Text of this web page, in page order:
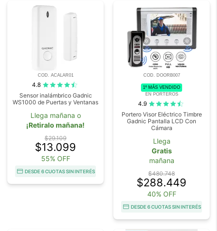
COD. ACALAR01
4.8
Sensor inalámbrico Gadnic
WS1000 de Puertas y Ventanas
Llega mañana o
¡Retiralo mañana!
$29.109
$13.099
55% OFF
DESDE 6 CUOTAS SIN INTERÉS
COD. DOORB007
1º MÁS VENDIDO
EN PORTEROS
4.9
Portero Visor Eléctrico Timbre
Gadnic Pantalla LCD Con
Cámara
Llega
Gratis
mañana
$480.748
$288.449
40% OFF
DESDE 6 CUOTAS SIN INTERÉS